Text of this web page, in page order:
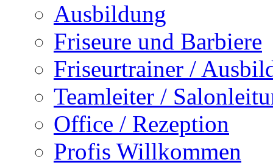
Ausbildung
Friseure und Barbiere
Friseurtrainer /
Teamleiter /
Office / Rezeption
Profis Willkommen